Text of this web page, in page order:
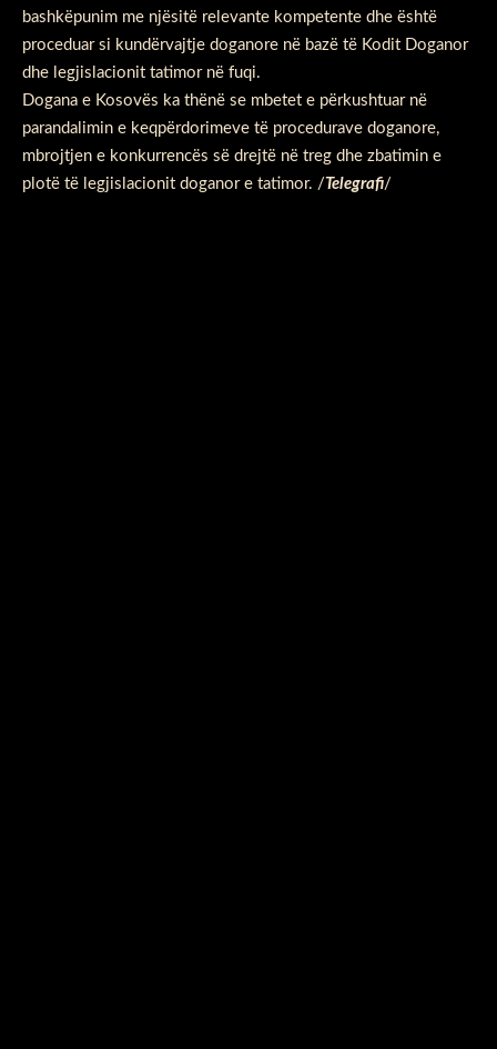
bashkëpunim me njësitë relevante kompetente dhe është
proceduar si kundërvajtje doganore në bazë të Kodit Doganor
dhe legjislacionit tatimor në fuqi.
Dogana e Kosovës ka thënë se mbetet e përkushtuar në
parandalimin e keqpërdorimeve të procedurave doganore,
mbrojtjen e konkurrencës së drejtë në treg dhe zbatimin e
plotë të legjislacionit doganor e tatimor. /Telegrafi/